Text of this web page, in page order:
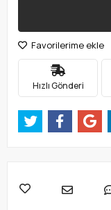
Favorilerime ekle
Hızlı Gönderi